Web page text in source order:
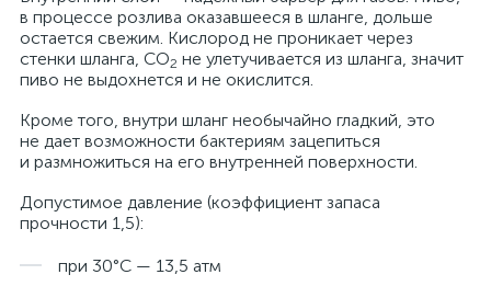
в процессе розлива оказавшееся в шланге, дольше
остается свежим. Кислород не проникает через
стенки шланга, CO2 не улетучивается из шланга, значит
пиво не выдохнется и не окислится.
Кроме того, внутри шланг необычайно гладкий, это
не дает возможности бактериям зацепиться
и размножиться на его внутренней поверхности.
Допустимое давление (коэффициент запаса
прочности 1,5):
при 30°С — 13,5 атм